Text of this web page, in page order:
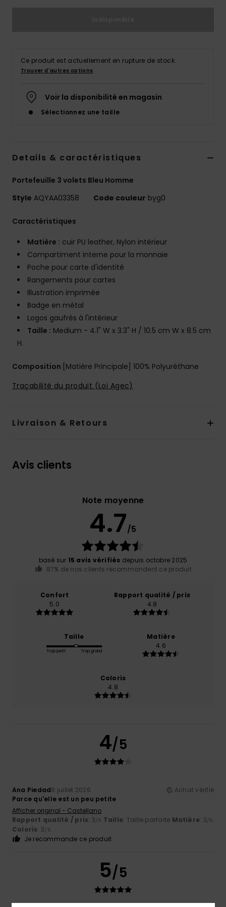
Ce produit est actuellement en rupture de stock.
Trouver d'autres options
Voir la disponibilité en magasin
Sélectionnez une taille
Details & caractéristiques
Portefeuille 3 volets Bleu Homme
Style AQYAA03358 Code couleur byg0
Caractéristiques
Matière : cuir PU leather, Nylon intérieur
Compartiment interne pour la monnaie
Poche pour carte d'identité
Rangements pour cartes
Illustration imprimée
Badge en métal
Logos gaufrés à l'intérieur
Taille : Medium - 4.1" W x 3.3" H / 10.5 cm W x 8.5 cm
H.
Composition [Matière Principale] 100% Polyuréthane
Traçabilité du produit (Loi Agec)
Livraison & Retours
Avis clients
Note moyenne
4.7/5
basé sur 15 avis vérifiés depuis octobre 2025
87% de nos clients recommandent ce produit
Confort
5.0
Rapport qualité / prix
4.8
Taille
Trop petit Trop grand
Matière
4.6
Coloris
4.8
4/5
Ana Piedad8 juillet 2026
Achat vérifié
Parce qu'elle est un peu petite
Afficher original - Castellano
Rapport qualité / prix: 3/5 Taille: Taille parfaite Matière: 3/5
Coloris: 3/5
Je recommande ce produit
5/5